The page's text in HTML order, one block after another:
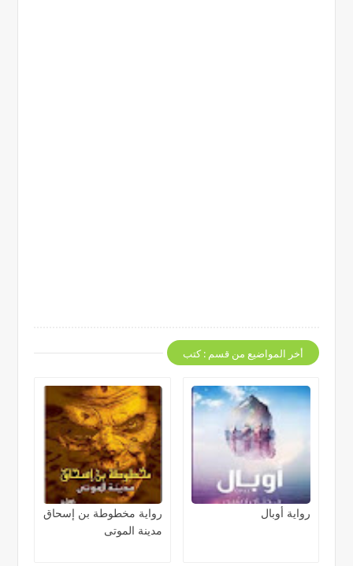
أخر المواضيع من قسم : كتب
رواية أوبال
رواية مخطوطة بن إسحاق
مدينة الموتى